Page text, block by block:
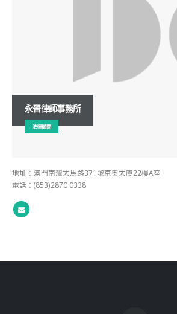
永晉律師事務所
法律顧問
地址：澳門南灣大馬路371號京奧大廈22樓A座
電話：(853)2870 0338